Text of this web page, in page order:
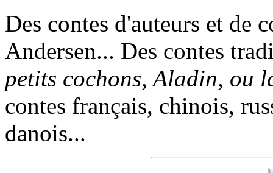
Des contes d'auteurs et de
Andersen... Des contes
petits cochons, Aladin, ou
contes français, chinois,
danois...